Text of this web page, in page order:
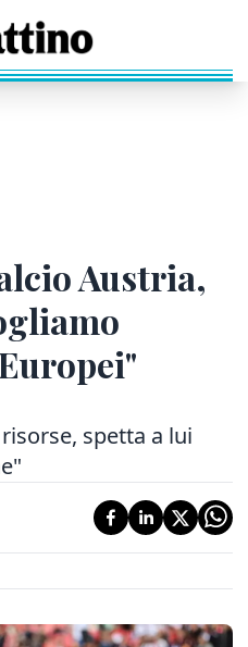
Austria,
spetta a lui